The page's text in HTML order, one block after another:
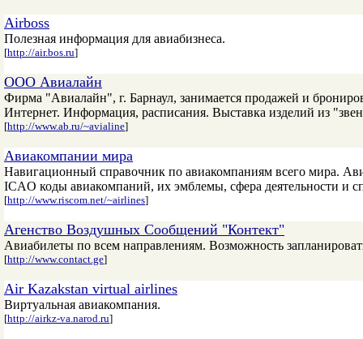
Airboss
Полезная информация для авиабизнеса.
[http://air.bos.ru]
ООО Авиалайн
Фирма "Авиалайн", г. Барнаул, занимается продажей и
Интернет. Информация, расписания. Выставка изделий из
[http://www.ab.ru/~avialine]
Авиакомпании мира
Навигационный справочник по авиакомпаниям всего мира.
ICAO коды авиакомпаний, их эмблемы, сфера деятельности и
[http://www.riscom.net/~airlines]
Агенство Воздушных Сообщений "Контект"
Авиабилеты по всем направлениям. Возможность
[http://www.contact.ge]
Air Kazakstan virtual airlines
Виртуальная авиакомпания.
[http://airkz-va.narod.ru]